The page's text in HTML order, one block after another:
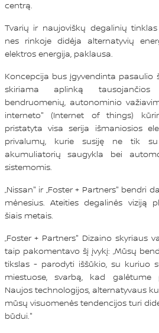
centrą.
Tvarių ir naujoviškų degalinių
nes rinkoje didėja alternatyvių
elektros energija, paklausa.
Koncepcija bus įgyvendinta pasaulio
skiriama aplinką tausojančios
bendruomenių, autonominio
interneto" (Internet of things)
pristatyta visa serija išmaniosios
privalumų, kurie susiję ne tik
akumuliatorių saugykla bei
sistemomis.
„Nissan" ir „Foster + Partners" bendri
mėnesius. Ateities degalinės viziją
šiais metais.
„Foster + Partners" Dizaino skyriaus
taip pakomentavo šį įvykį: „Mūsų
tikslas - parodyti iššūkio, su kuriuo
miestuose, svarbą, kad galėtume
Naujos technologijos, alternatyvaus
mūsų visuomenės tendencijos turi
būdui."